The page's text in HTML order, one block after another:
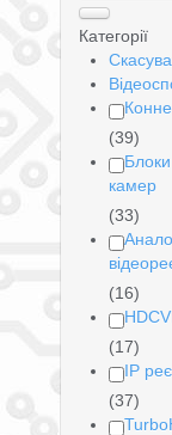
Категорії
(39)
камер
(33)
(16)
(17)
IP
(37)